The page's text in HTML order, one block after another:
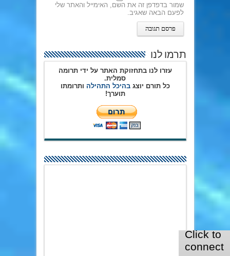
שמור בדפדפן זה את השם, האימייל והאתר שלי
לפעם הבאה שאגיב.
תרמו לנו
עזרו לנו בתחזוקת האתר על ידי תרומה
סמלית.
כל תורם יוצגבהיכל התהילה ותרומתו
תוערך!